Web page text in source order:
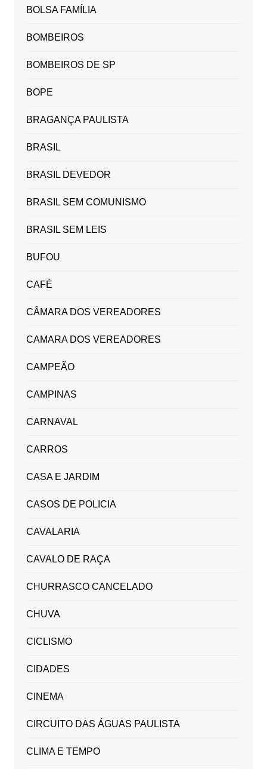
BOLSA FAMÍLIA
BOMBEIROS
BOMBEIROS DE SP
BOPE
BRAGANÇA PAULISTA
BRASIL
BRASIL DEVEDOR
BRASIL SEM COMUNISMO
BRASIL SEM LEIS
BUFOU
CAFÉ
CÂMARA DOS VEREADORES
CAMARA DOS VEREADORES
CAMPEÃO
CAMPINAS
CARNAVAL
CARROS
CASA E JARDIM
CASOS DE POLICIA
CAVALARIA
CAVALO DE RAÇA
CHURRASCO CANCELADO
CHUVA
CICLISMO
CIDADES
CINEMA
CIRCUITO DAS ÁGUAS PAULISTA
CLIMA E TEMPO